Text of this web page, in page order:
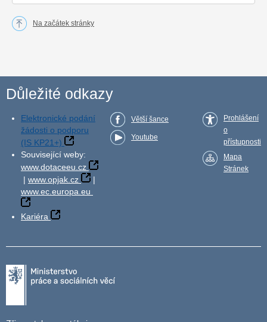
Na začátek stránky
Důležité odkazy
Elektronické podání
žádosti o podporu
(IS KP21+)
Související weby:
www.dotaceeu.cz
| www.opjak.cz
|
www.ec.europa.eu
Kariéra
Větší šance
Youtube
Prohlášení
o
přístupnosti
Mapa
Stránek